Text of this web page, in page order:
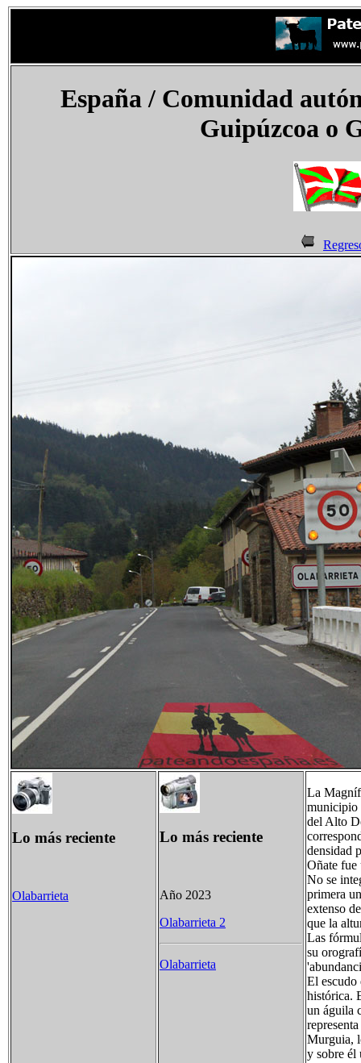
España/ Comunidad
Guipúzcoa o
Lo más reciente
Olabarrieta
Lo más reciente
Año 2023
Olabarrieta 2
Olabarrieta
La
municipio
del Alto
densidad
Oñate fue
No se
primera
extenso
que la
Las
su
El escudo
histórica.
un águila
Murguia,
y sobre él